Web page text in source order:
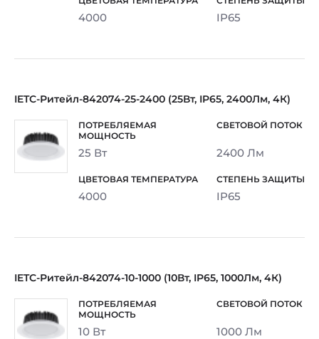
4000 IP65
IETC-Ритейл-842074-25-2400 (25Вт, IP65, 2400Лм, 4К)
25 Вт 2400 Лм
4000 IP65
IETC-Ритейл-842074-10-1000 (10Вт, IP65, 1000Лм, 4К)
10 Вт 1000 Лм